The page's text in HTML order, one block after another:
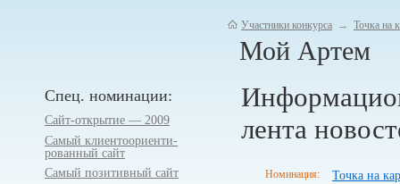
Участники конкурса → Точка на
Мой Артем
Спец. номинации:
Сайт-открытие — 2009
Самый клиентоориенти­
рованный сайт
Самый позитивный сайт
лента
Номинация: Точка на